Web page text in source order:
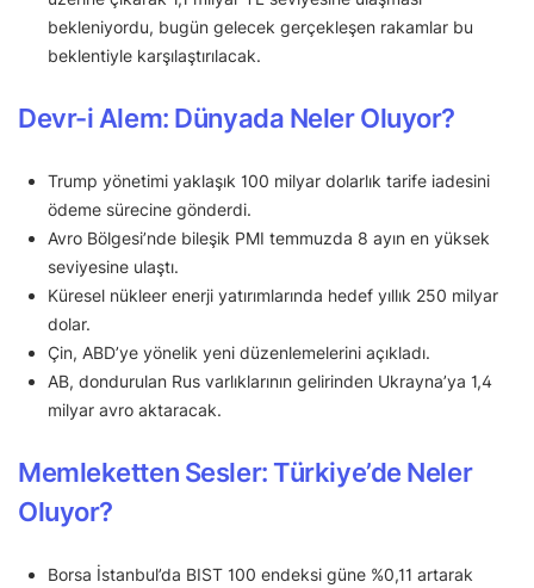
bekleniyordu, bugün gelecek gerçekleşen rakamlar bu
beklentiyle karşılaştırılacak.
Devr-i Alem: Dünyada Neler Oluyor?
Trump yönetimi yaklaşık 100 milyar dolarlık tarife iadesini
ödeme sürecine gönderdi.
Avro Bölgesi’nde bileşik PMI temmuzda 8 ayın en yüksek
seviyesine ulaştı.
Küresel nükleer enerji yatırımlarında hedef yıllık 250 milyar
dolar.
Çin, ABD’ye yönelik yeni düzenlemelerini açıkladı.
AB, dondurulan Rus varlıklarının gelirinden Ukrayna’ya 1,4
milyar avro aktaracak.
Memleketten Sesler: Türkiye’de Neler
Oluyor?
Borsa İstanbul’da BIST 100 endeksi güne %0,11 artarak